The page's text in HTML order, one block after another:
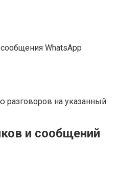
разговоров на указанный
и сообщений